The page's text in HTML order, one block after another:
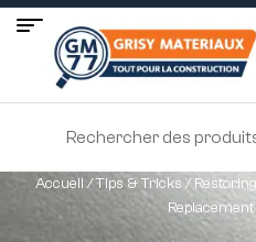
Accueil/Tips & Tricks /